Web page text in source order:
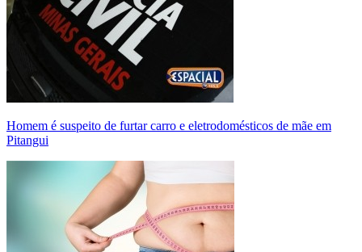
Homem é suspeito de furtar carro e eletrodomésticos de mãe em
Pitangui